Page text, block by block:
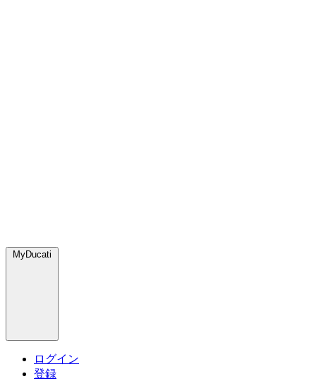
MyDucati
ログイン
登録